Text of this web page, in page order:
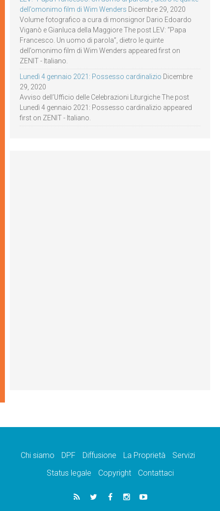
dell’omonimo film di Wim Wenders Dicembre 29, 2020
Volume fotografico a cura di monsignor Dario Edoardo
Viganò e Gianluca della Maggiore The post LEV: “Papa
Francesco. Un uomo di parola”, dietro le quinte
dell’omonimo film di Wim Wenders appeared first on
ZENIT - Italiano.
Lunedì 4 gennaio 2021: Possesso cardinalizio Dicembre
29, 2020
Avviso dell’Ufficio delle Celebrazioni Liturgiche The post
Lunedì 4 gennaio 2021: Possesso cardinalizio appeared
first on ZENIT - Italiano.
Chi siamo DPF Diffusione La Proprietà
Servizi
Status legale
Copyright Contattaci